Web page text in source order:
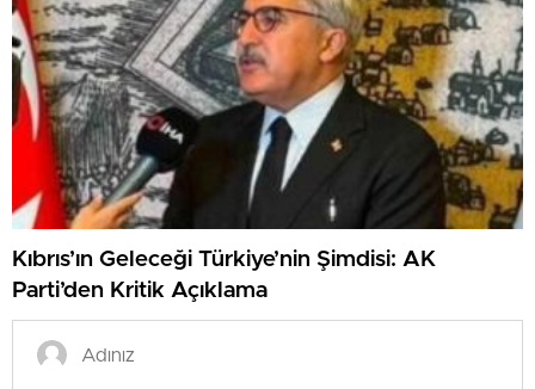
Kıbrıs’ın Geleceği Türkiye’nin Şimdisi: AK
Parti’den Kritik Açıklama